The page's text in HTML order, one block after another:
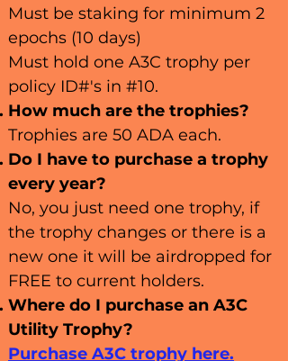
Must be staking for minimum 2
epochs (10 days)
Must hold one A3C trophy per
policy ID#'s in #10.
How much are the trophies?
Trophies are 50 ADA each.
Do I have to purchase a trophy
every year?
No, you just need one trophy, if
the trophy changes or there is a
new one it will be airdropped for
FREE to current holders.
Where do I purchase an A3C
Utility Trophy?
Purchase A3C trophy here.